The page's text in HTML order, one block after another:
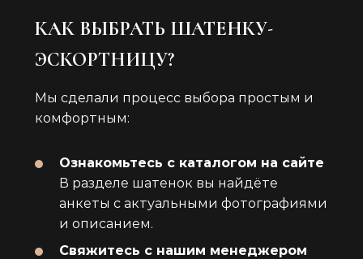
КАК ВЫБРАТЬ ШАТЕНКУ-
ЭСКОРТНИЦУ?
Мы сделали процесс выбора простым и
комфортным:
Ознакомьтесь с каталогом на сайте
В разделе шатенок вы найдёте
анкеты с актуальными фотографиями
и описанием.
Свяжитесь с нашим менеджером